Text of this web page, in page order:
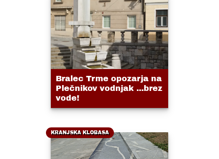
Bralec Trme opozarja na
Plečnikov vodnjak ...brez
vode!
KRANJSKA KLOBASA